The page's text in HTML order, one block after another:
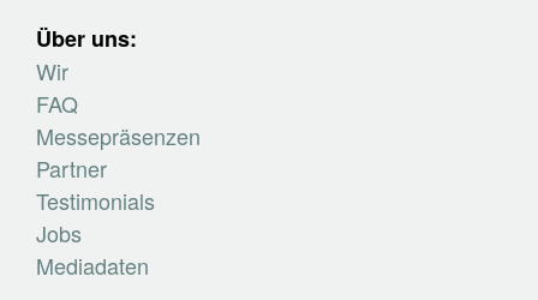
Über uns:
Wir
FAQ
Messepräsenzen
Partner
Testimonials
Jobs
Mediadaten